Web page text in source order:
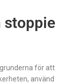
stoppie
grunderna för att
använd